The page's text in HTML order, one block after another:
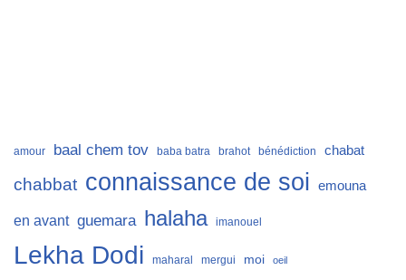
amour baal chem tov baba batra brahot bénédiction chabat
chabbat connaissance de soi emouna
en avant guemara halaha imanouel
Lekha Dodi maharal mergui moi oeil